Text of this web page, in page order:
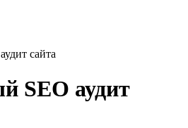
сайта
SEO аудит